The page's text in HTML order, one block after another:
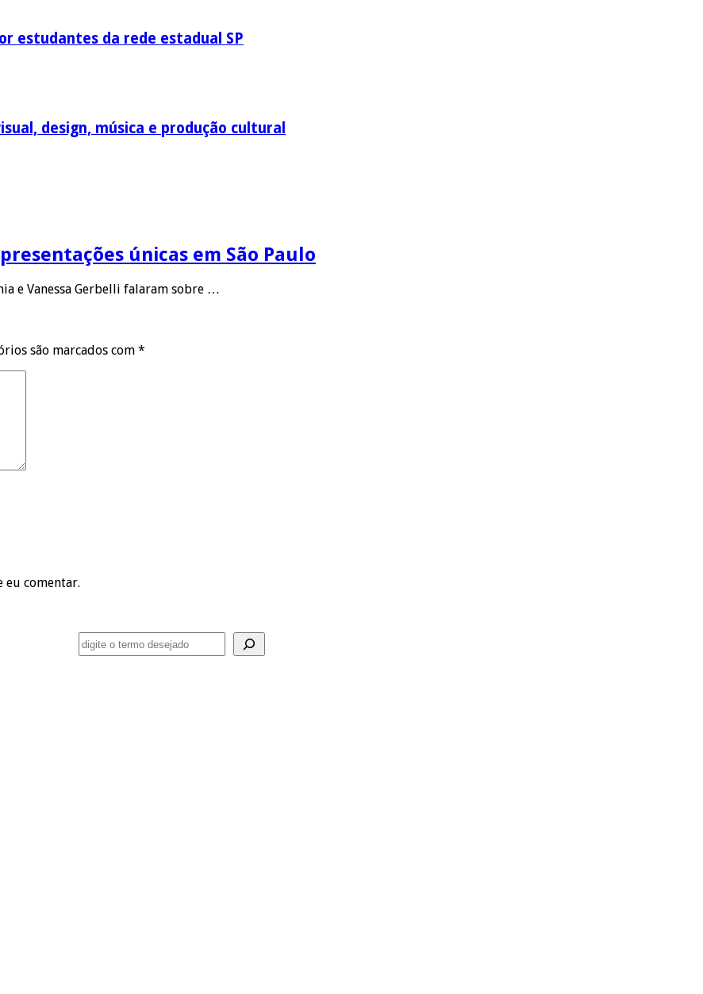
estudantes da rede estadual SP
design, música e produção cultural
únicas em São Paulo
e Vanessa Gerbelli falaram sobre …
são marcados com *
eu comentar.